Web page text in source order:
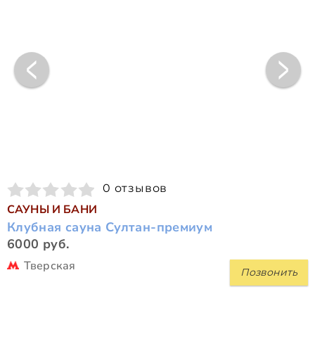
0 отзывов
САУНЫ И БАНИ
Клубная сауна Султан-премиум
6000 руб.
Позвонить
Тверская